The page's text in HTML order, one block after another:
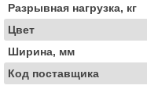
Разрывная нагрузка, кг
Цвет
Ширина, мм
Код поставщика